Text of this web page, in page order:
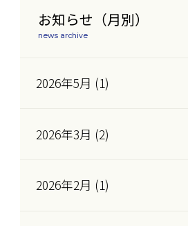
お知らせ（月別）
news archive
2026年5月 (1)
2026年3月 (2)
2026年2月 (1)